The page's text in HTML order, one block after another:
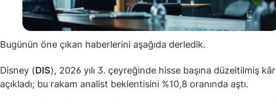
Bugünün öne çıkan haberlerini aşağıda derledik.
Disney (DIS), 2026 yılı 3. çeyreğinde hisse başına düzeltilmiş kâr
açıkladı; bu rakam analist beklentisini %10,8 oranında aştı.